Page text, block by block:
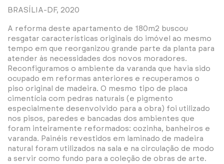
BRASÍLIA-DF, 2020
A reforma deste apartamento de 180m2 buscou
resgatar características originais do imóvel ao mesmo
tempo em que reorganizou grande parte da planta para
atender às necessidades dos novos moradores.
Reconfiguramos o ambiente da varanda que havia sido
ocupado em reformas anteriores e recuperamos o
piso original de madeira. O mesmo tipo de placa
cimentícia com pedras naturais (e pigmento
especialmente desenvolvido para a obra) foi utilizado
nos pisos, paredes e bancadas dos ambientes que
foram inteiramente reformados: cozinha, banheiros e
varanda. Painéis revestidos em laminado de madeira
natural foram utilizados na sala e na circulação de modo
a servir como fundo para a coleção de obras de arte.